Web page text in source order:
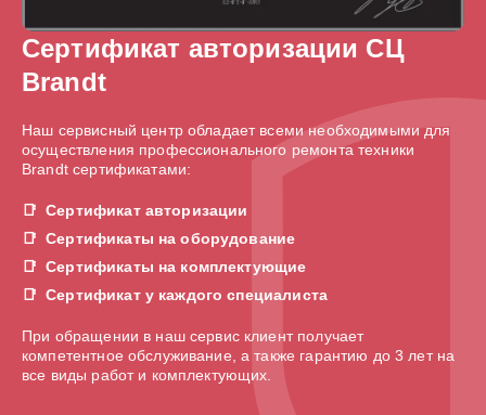
Сертификат авторизации СЦ
Brandt
Наш сервисный центр обладает всеми необходимыми для
осуществления профессионального ремонта техники
Brandt сертификатами:
Сертификат авторизации
Сертификаты на оборудование
Сертификаты на комплектующие
Сертификат у каждого специалиста
При обращении в наш сервис клиент получает
компетентное обслуживание, а также гарантию до 3 лет на
все виды работ и комплектующих.